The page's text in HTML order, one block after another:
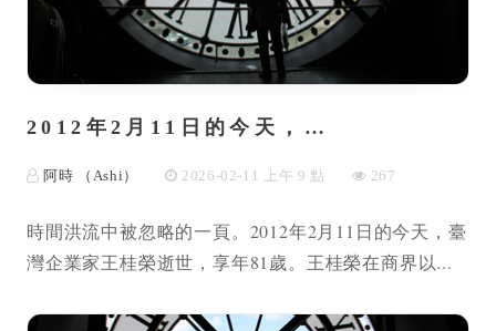
2012年2月11日的今天，…
阿時 （Ashi） 2026-02-11 上午 9 點 267
時間洪流中被忽略的一頁。2012年2月11日的今天，臺
灣企業家王桂榮逝世，享年81歲。王桂榮在商界以...